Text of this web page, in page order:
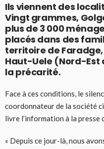
Ils viennent des
Vingt grammes,
plus de 3 000
placés dans des
territoire de
Haut-Uele (Nord-Est
la précarité.
Face à ces conditions, le
coordonnateur de la société
livre l’information à la presse
« Depuis ce jour-là, nous